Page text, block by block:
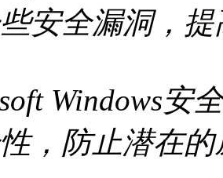
安全漏洞，
Windows安
，防止潜在的